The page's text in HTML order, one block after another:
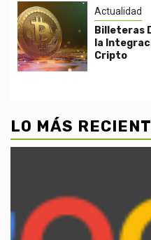
Actualidad
Billeteras
la
Cripto
LO MÁS